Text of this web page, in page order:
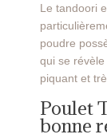
Le tandoori
poudre
qui se
piquant et
Poulet
bonne